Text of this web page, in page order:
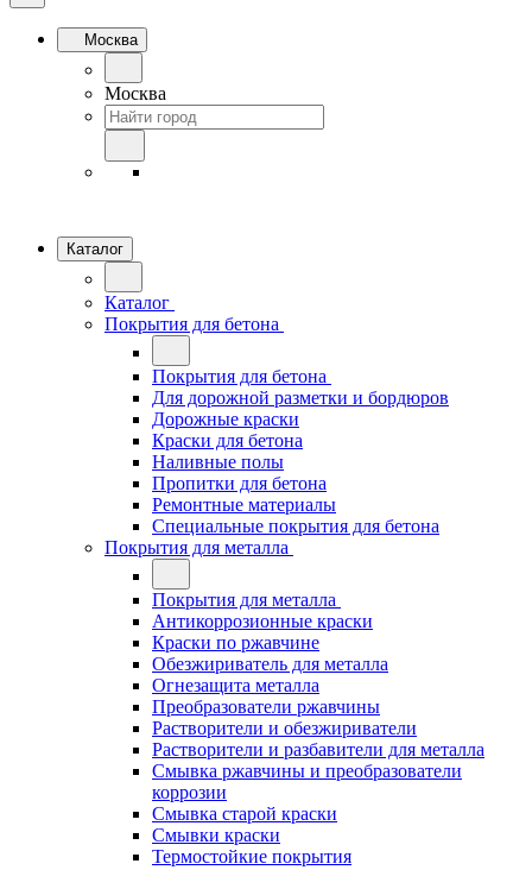
Москва
Москва
Каталог
Каталог
Покрытия для бетона
Покрытия для бетона
Для дорожной разметки и бордюров
Дорожные краски
Краски для бетона
Наливные полы
Пропитки для бетона
Ремонтные материалы
Специальные покрытия для бетона
Покрытия для металла
Покрытия для металла
Антикоррозионные краски
Краски по ржавчине
Обезжириватель для металла
Огнезащита металла
Преобразователи ржавчины
Растворители и обезжириватели
Растворители и разбавители для металла
Смывка ржавчины и преобразователи
коррозии
Смывка старой краски
Смывки краски
Термостойкие покрытия